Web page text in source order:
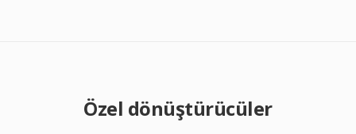
Özel dönüştürücüler